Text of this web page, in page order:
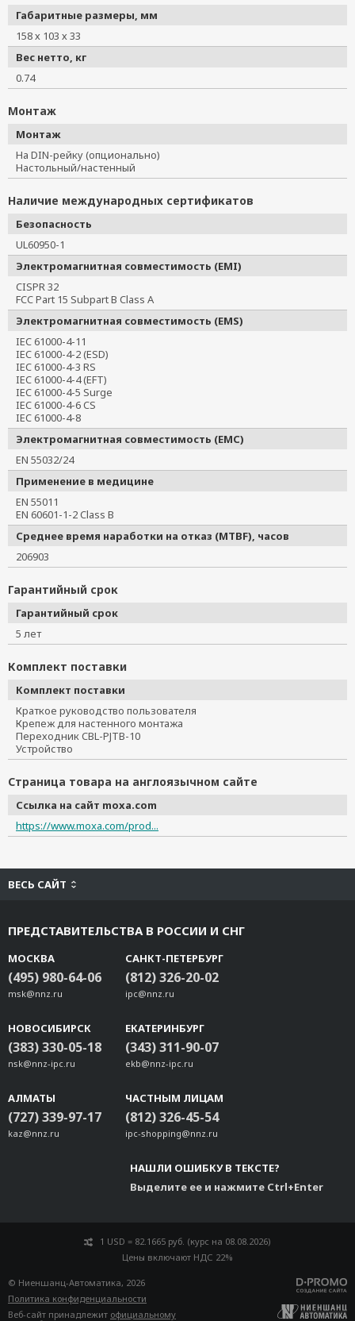
Габаритные размеры, мм
158 х 103 х 33
Вес нетто, кг
0.74
Монтаж
Монтаж
На DIN-рейку (опционально)
Настольный/настенный
Наличие международных сертификатов
Безопасность
UL60950-1
Электромагнитная совместимость (EMI)
CISPR 32
FCC Part 15 Subpart B Class A
Электромагнитная совместимость (EMS)
IEC 61000-4-11
IEC 61000-4-2 (ESD)
IEC 61000-4-3 RS
IEC 61000-4-4 (EFT)
IEC 61000-4-5 Surge
IEC 61000-4-6 CS
IEC 61000-4-8
Электромагнитная совместимость (EMC)
EN 55032/24
Применение в медицине
EN 55011
EN 60601-1-2 Class B
Среднее время наработки на отказ (MTBF), часов
206903
Гарантийный срок
Гарантийный срок
5 лет
Комплект поставки
Комплект поставки
Краткое руководство пользователя
Крепеж для настенного монтажа
Переходник CBL-PJTB-10
Устройство
Страница товара на англоязычном сайте
Ссылка на сайт moxa.com
https://www.moxa.com/prod...
ВЕСЬ САЙТ
ПРЕДСТАВИТЕЛЬСТВА В РОССИИ И СНГ
МОСКВА
(495) 980-64-06
msk@nnz.ru
САНКТ-ПЕТЕРБУРГ
(812) 326-20-02
ipc@nnz.ru
НОВОСИБИРСК
(383) 330-05-18
nsk@nnz-ipc.ru
ЕКАТЕРИНБУРГ
(343) 311-90-07
ekb@nnz-ipc.ru
АЛМАТЫ
(727) 339-97-17
kaz@nnz.ru
ЧАСТНЫМ ЛИЦАМ
(812) 326-45-54
ipc-shopping@nnz.ru
НАШЛИ ОШИБКУ В ТЕКСТЕ?
Выделите ее и нажмите Ctrl+Enter
1 USD = 82.1665 руб. (курс на 08.08.2026)
Цены включают НДС 22%
© Ниеншанц-Автоматика, 2026
Политика конфиденциальности
Веб-сайт принадлежит официальному